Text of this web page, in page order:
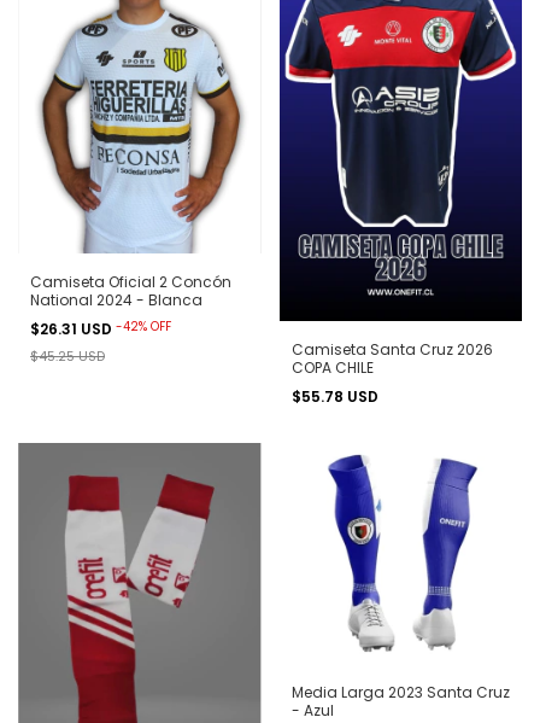
Camiseta Oficial 2 Concón
National 2024 - Blanca
$26.31 USD -42% OFF
$45.25 USD
Camiseta Santa Cruz 2026
COPA CHILE
$55.78 USD
Media Larga 2023 Santa Cruz
- Azul